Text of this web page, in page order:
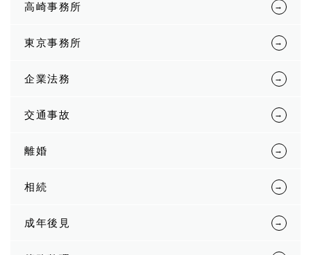
高崎事務所
東京事務所
企業法務
交通事故
離婚
相続
成年後見